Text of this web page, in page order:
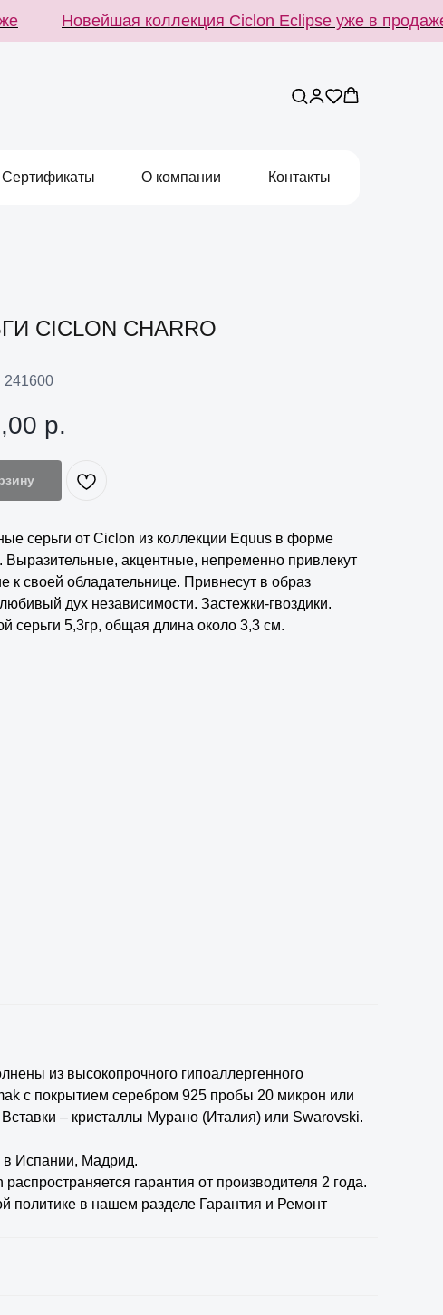
Новейшая коллекция Ciclon Eclipse уже в продаже
Сертификаты О компании Контакты
CICLON CHARRO
241600
р.
серьги от Ciclon из коллекции Equus в форме
Выразительные, акцентные, непременно привлекут
к своей обладательнице. Привнесут в образ
дух независимости. Застежки-гвоздики.
серьги 5,3гр, общая длина около 3,3 см.
из высокопрочного гипоаллергенного
с покрытием серебром 925 пробы 20 микрон или
– кристаллы Мурано (Италия) или Swarovski.
в Испании, Мадрид.
гарантия от производителя 2 года.
политике в нашем разделе Гарантия и Ремонт